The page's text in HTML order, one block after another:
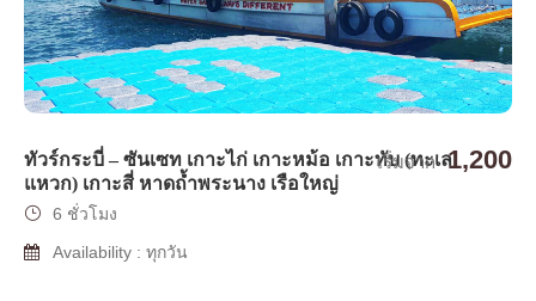
ทัวร์กระบี่ – ซันเซท เกาะไก่ เกาะหม้อ เกาะทับ (ทะเล
แหวก) เกาะสี่ หาดถ้ำพระนาง เรือใหญ่
เริ่มจาก 1,200
6 ชั่วโมง
Availability : ทุกวัน